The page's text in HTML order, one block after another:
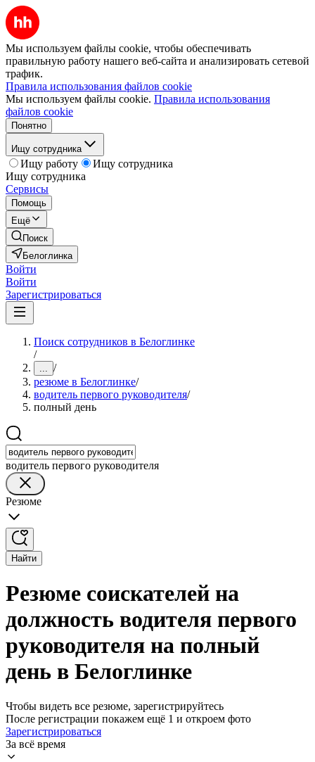
Мы используем файлы cookie, чтобы обеспечивать
правильную работу нашего веб-сайта и анализировать сетевой
трафик.
Правила использования файлов cookie
Мы используем файлы cookie. Правила использования
файлов cookie
Понятно
Ищу сотрудника
Ищу работу
Ищу сотрудника
Ищу сотрудника
Сервисы
Помощь
Ещё
Поиск
Белоглинка
Войти
Войти
Зарегистрироваться
Поиск сотрудников в Белоглинке
/
... /
резюме в Белоглинке/
водитель первого руководителя/
полный день
водитель первого руководителя
Резюме
Найти
Резюме соискателей на
должность водителя первого
руководителя на полный
день в Белоглинке
Чтобы видеть все резюме, зарегистрируйтесь
После регистрации покажем ещё 1 и откроем фото
Зарегистрироваться
За всё время